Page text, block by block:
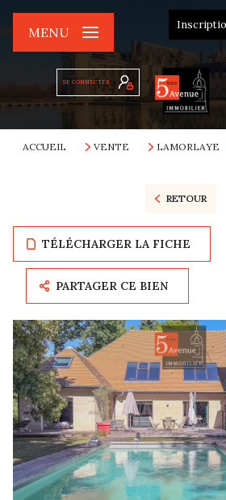
SE CONNECTER
MENU
ACCUEIL VENTE LAMORLAYE
RETOUR
TÉLÉCHARGER LA FICHE
PARTAGER CE BIEN